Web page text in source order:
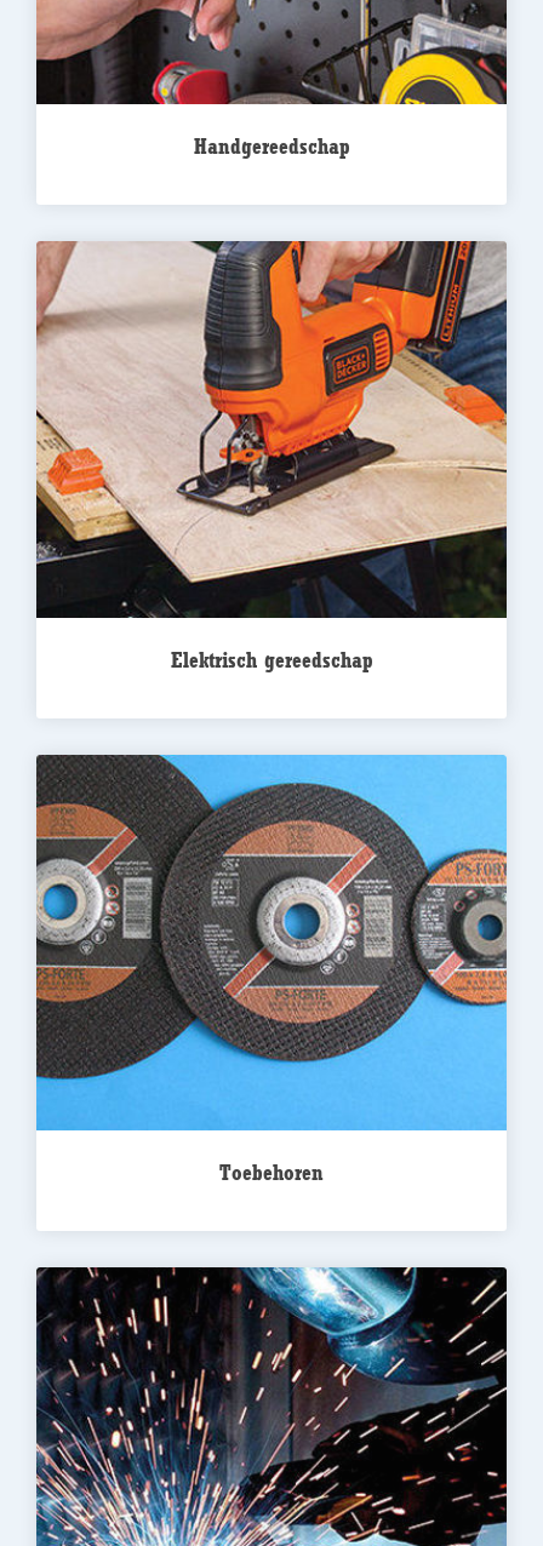
Handgereedschap
Elektrisch gereedschap
Toebehoren